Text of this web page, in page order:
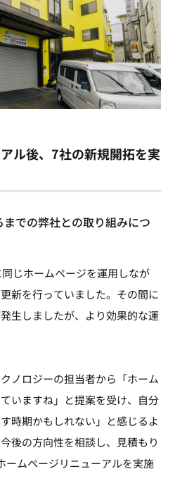
ル後、7社の新規開拓を実
での弊社との取り組みにつ
じホームページを運用しなが
新を行っていました。その間に
生しましたが、より効果的な運
ノロジーの担当者から「ホーム
いますね」と提案を受け、自分
時期かもしれない」と感じるよ
後の方向性を相談し、見積もり
ームページリニューアルを実施